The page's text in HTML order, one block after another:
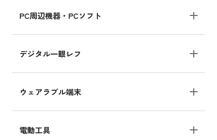
PC周辺機器・PCソフト
デジタル一眼レフ
ウェアラブル端末
電動工具